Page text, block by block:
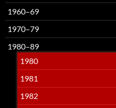
1960–69
1970–79
1980–89
1980
1981
1982